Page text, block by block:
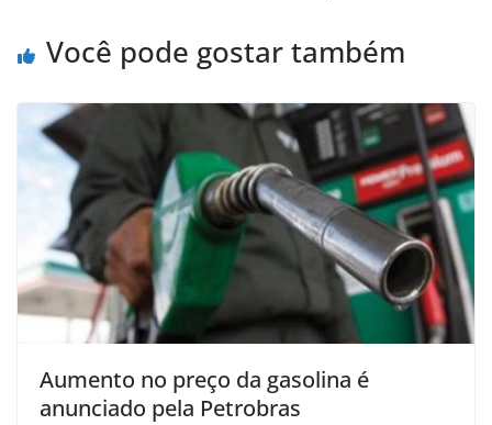
Você pode gostar também
Aumento no preço da gasolina é
anunciado pela Petrobras